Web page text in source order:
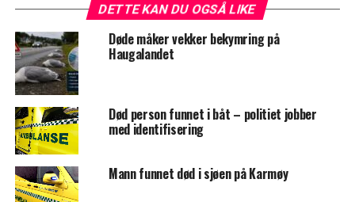
DETTE KAN DU OGSÅ LIKE
Døde måker vekker bekymring på
Haugalandet
Død person funnet i båt – politiet jobber
med identifisering
Mann funnet død i sjøen på Karmøy